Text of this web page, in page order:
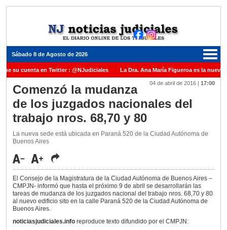
Sábado 8 de Agosto de 2026
su cuenta en Twitter : @NJudiciales La Dra. Ana María Figueroa es la nueva
Justicia de la Nación una medalla al Dr. Raul Zaffaroni en reconocimiento por su
Carles para cubrir vacante en la Corte Suprema de Justicia de la Nación
ante el Juez Daniel Rafecas
04 de abril de 2016 | 17:00
Comenzó la mudanza
de los juzgados nacionales del
trabajo nros. 68,70 y 80
La nueva sede está ubicada en Paraná 520 de la Ciudad Autónoma de
Buenos Aires
El Consejo de la Magistratura de la Ciudad Autónoma de Buenos Aires –
CMPJN- informó que hasta el próximo 9 de abril se desarrollarán las
tareas de mudanza de los juzgados nacional del trabajo nros. 68,70 y 80
al nuevo edificio sito en la calle Paraná 520 de la Ciudad Autónoma de
Buenos Aires.
noticiasjudiciales.info reproduce texto difundido por el CMPJN: